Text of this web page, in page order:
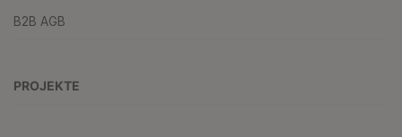
B2B AGB
PROJEKTE